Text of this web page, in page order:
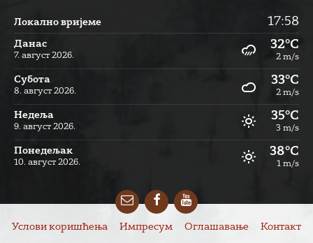
Локално вријеме 17:58
Данас
7. август 2026.
32°C
2 m/s
Субота
8. август 2026.
33°C
2 m/s
Недеља
9. август 2026.
35°C
3 m/s
Понедељак
10. август 2026.
38°C
1 m/s
EmailFacebookYouTube
Услови коришћења Импресум Оглашавање Контакт